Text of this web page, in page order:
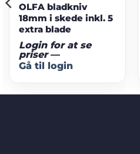
OLFA bladkniv
18mm i skede inkl. 5
extra blade
Login for at se
priser—
Gå til login